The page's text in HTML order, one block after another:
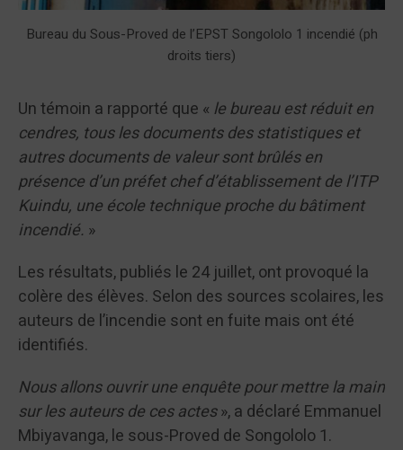
Bureau du Sous-Proved de l’EPST Songololo 1 incendié (ph
droits tiers)
Un témoin a rapporté que « le bureau est réduit en
cendres, tous les documents des statistiques et
autres documents de valeur sont brûlés en
présence d’un préfet chef d’établissement de l’ITP
Kuindu, une école technique proche du bâtiment
incendié. »
Les résultats, publiés le 24 juillet, ont provoqué la
colère des élèves. Selon des sources scolaires, les
auteurs de l’incendie sont en fuite mais ont été
identifiés.
Nous allons ouvrir une enquête pour mettre la main
sur les auteurs de ces actes», a déclaré Emmanuel
Mbiyavanga, le sous-Proved de Songololo 1.